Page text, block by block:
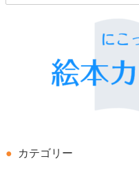
カテゴリー